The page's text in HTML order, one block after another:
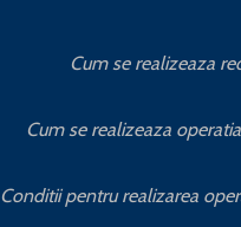
Cum se realizeaza
Cum se realizeaza
Conditii pentru realizarea